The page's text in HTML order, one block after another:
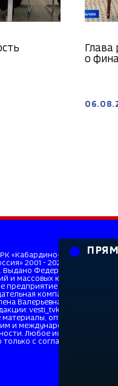
о
«Кабардино-Балкария».
2001 - 2026.
Выдано Федеральной
и массовых коммуникаций.
предприятие
компания». Главный
Валерьевна. Главный
vesti_tvkbr@mail.ru.
опубликованные
и международным
Любое использование
с согласия